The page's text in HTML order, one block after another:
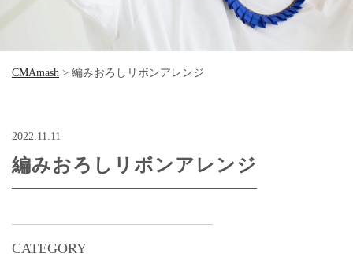
CMAmash > 編みおろしリボンアレンジ
CATEGORY
2022.11.11
編みおろしリボンアレンジ